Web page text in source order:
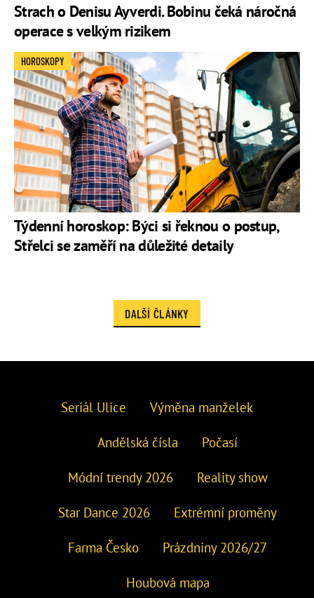
Strach o Denisu Ayverdi. Bobinu čeká náročná
operace s velkým rizikem
Týdenní horoskop: Býci si řeknou o postup,
Střelci se zaměří na důležité detaily
HOROSKOPY
DALŠÍ ČLÁNKY
Seriál Ulice Výměna manželek
Andělská čísla Počasí
Módní trendy 2026 Reality show
Star Dance 2026 Extrémní proměny
Farma Česko Prázdniny 2026/27
Houbová mapa